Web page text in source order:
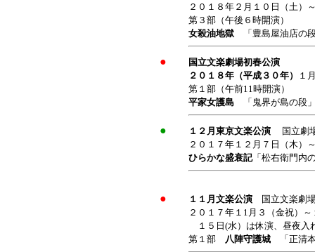
２０１８年２月１０日（土）
第３部（午後６時開演）
女殺油地獄 「豊島屋油店の
●
国立文楽劇場初春公演
２０１８年（平成３０年）
１
第１部（午前11時開演）
平家女護島 「鬼界が島の
● １２月東京文楽公演
国立劇
２０１７年１２月７日（木）
ひらかな盛衰記「松右衛門
● １１月文楽公演 国立文楽劇
２０１７年１1月３（金祝）
１５日(水）は休演、昼夜入
第１部 八陣守護城 「正